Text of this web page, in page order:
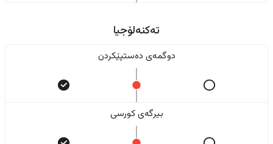
تەکنەلۆجیا
دوگمەی دەستپێکردن
بیرگەی کورسی